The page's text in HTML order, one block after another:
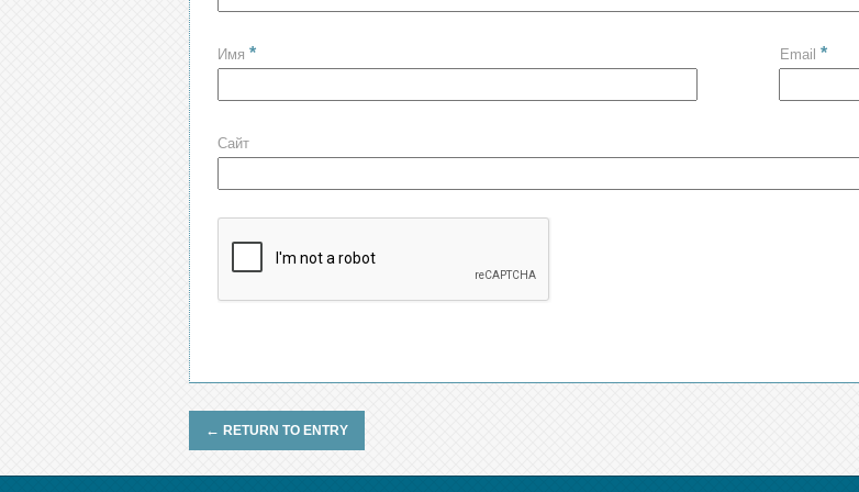
Имя * Email*
Сайт
← RETURN TO ENTRY